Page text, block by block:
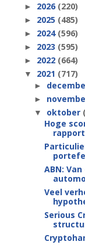
► 2026 (220)
► 2025 (485)
► 2024 (596)
► 2023 (595)
► 2022 (664)
▼ 2021 (717)
►
►
▼ oktober
Hoge
ABN:
Veel
Serious